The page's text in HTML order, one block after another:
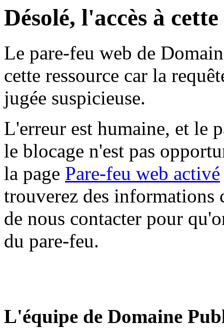
Désolé, l'accès à
Le pare-feu web de
cette ressource car la
jugée suspicieuse.
L'erreur est humaine, et le
le blocage n'est pas
la page Pare-feu web activé
trouverez des informations
de nous contacter pour
du pare-feu.
L'équipe de Domaine